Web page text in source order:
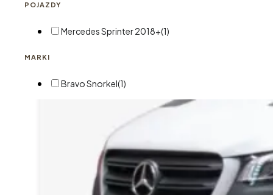
POJAZDY
Mercedes Sprinter 2018+(1)
MARKI
Bravo Snorkel(1)